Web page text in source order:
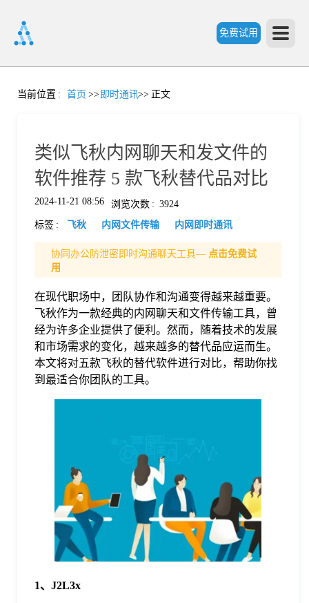
免费试用
首
价
格
当前位置 : 首页 >> 即时通讯>> 正文
类似飞秋内网聊天和发文件的
软件推荐 5 款飞秋替代品对比
2024-11-21 08:56 浏览次数 : 3924
标签 : 飞秋 内网文件传输 内网即时通讯
协同办公防泄密即时沟通聊天工具— 点击免费试
用
在现代职场中，团队协作和沟通变得越来越重要。
飞秋作为一款经典的内网聊天和文件传输工具，曾
经为许多企业提供了便利。然而，随着技术的发展
和市场需求的变化，越来越多的替代品应运而生。
本文将对五款飞秋的替代软件进行对比，帮助你找
到最适合你团队的工具。
1、J2L3x